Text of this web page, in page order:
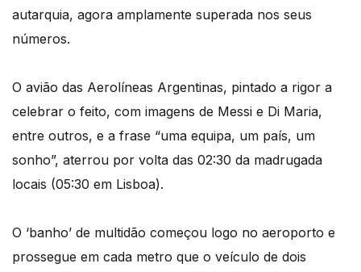
autarquia, agora amplamente superada nos seus
números.
O avião das Aerolíneas Argentinas, pintado a rigor a
celebrar o feito, com imagens de Messi e Di Maria,
entre outros, e a frase “uma equipa, um país, um
sonho”, aterrou por volta das 02:30 da madrugada
locais (05:30 em Lisboa).
O ‘banho’ de multidão começou logo no aeroporto e
prossegue em cada metro que o veículo de dois